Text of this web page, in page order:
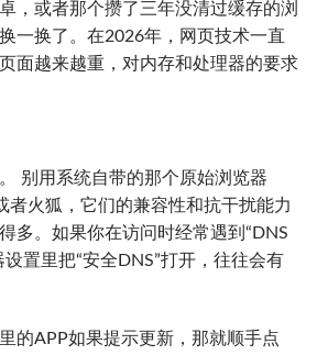
，或者那个攒了三年没清过缓存的浏
一换了。在2026年，网页技术一直
面越来越重，对内存和处理器的要求
别用系统自带的那个原始浏览器
者火狐，它们的兼容性和抗干扰能力
多。如果你在访问时经常遇到“DNS
置里把“安全DNS”打开，往往会有
的APP如果提示更新，那就顺手点